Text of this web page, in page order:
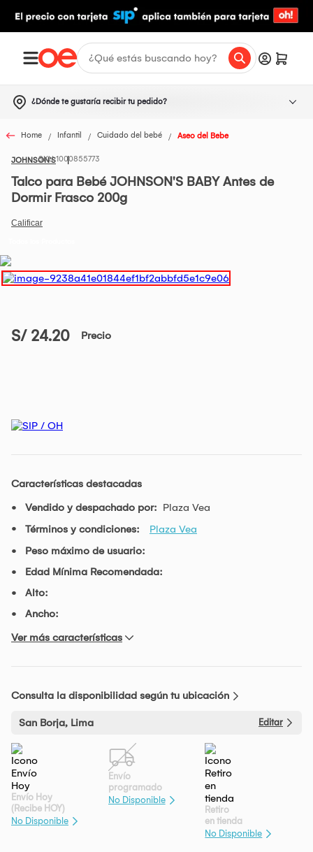
¿Dónde te gustaría recibir tu pedido?
Home Infantil Cuidado del bebé Aseo del Bebe
JOHNSON'S1000855773
Talco para Bebé JOHNSON'S BABY Antes de
Dormir Frasco 200g
S/ 24.20 Precio
Características destacadas
Vendido y despachado por: Plaza Vea
Términos y condiciones:
Plaza Vea
Peso máximo de usuario:
Edad Mínima Recomendada:
Alto:
Ancho:
Ver más características
Consulta la disponibilidad según tu ubicación
San Borja, Lima Editar
Envío Hoy
(Recibe HOY)
No Disponible
Envío
programado
No Disponible
Retiro
en tienda
No Disponible